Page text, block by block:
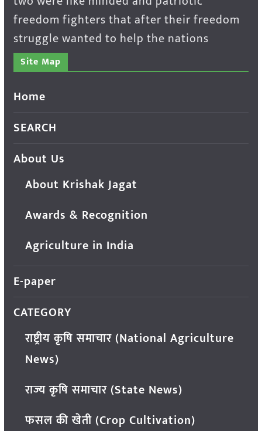
freedom fighters that after their freedom
struggle wanted to help the nations
Site Map
Home
SEARCH
About Us
About Krishak Jagat
Awards & Recognition
Agriculture in India
E-paper
CATEGORY
राष्ट्रीय कृषि समाचार (National Agriculture
News)
राज्य कृषि समाचार (State News)
फसल की खेती (Crop Cultivation)